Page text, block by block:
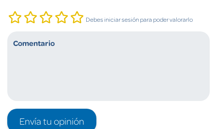
Debes iniciar sesión para poder valorarlo
Envía tu opinión